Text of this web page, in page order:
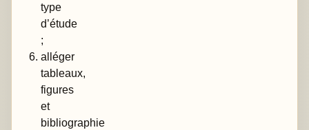
type
d’étude
;
alléger
tableaux,
figures
et
bibliographie